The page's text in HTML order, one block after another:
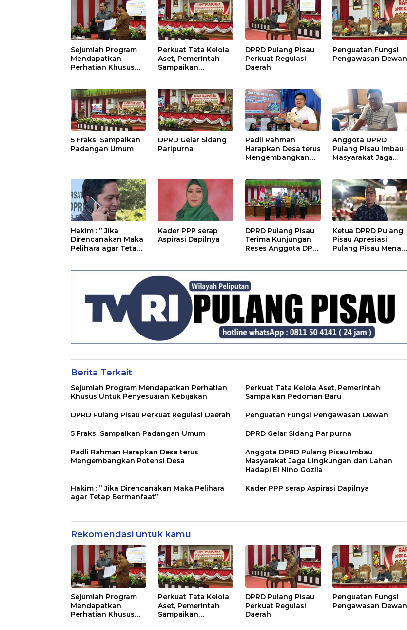
Sejumlah Program
Mendapatkan
Perhatian Khusus
Perkuat Tata Kelola
Aset, Pemerintah
Sampaikan
DPRD Pulang Pisau
Perkuat Regulasi
Daerah
Penguatan Fungsi
Pengawasan Dewan
5 Fraksi Sampaikan
Padangan Umum
DPRD Gelar Sidang
Paripurna
Padli Rahman
Harapkan Desa terus
Mengembangkan
Anggota DPRD
Pulang Pisau Imbau
Masyarakat Jaga
Nino Gozila
Hakim : ” Jika
Direncanakan Maka
Pelihara agar Tetap
Kader PPP serap
Aspirasi Dapilnya
DPRD Pulang Pisau
Terima Kunjungan
Reses Anggota DPD
Ketua DPRD Pulang
Pisau Apresiasi
Pulang Pisau Menari
Berita Terkait
Sejumlah Program Mendapatkan Perhatian
Khusus Untuk Penyesuaian Kebijakan
Perkuat Tata Kelola Aset, Pemerintah
Sampaikan Pedoman Baru
DPRD Pulang Pisau Perkuat Regulasi Daerah Penguatan Fungsi Pengawasan Dewan
5 Fraksi Sampaikan Padangan Umum DPRD Gelar Sidang Paripurna
Padli Rahman Harapkan Desa terus
Mengembangkan Potensi Desa
Anggota DPRD Pulang Pisau Imbau
Masyarakat Jaga Lingkungan dan Lahan
Hadapi El Nino Gozila
Hakim : ” Jika Direncanakan Maka Pelihara
agar Tetap Bermanfaat”
Kader PPP serap Aspirasi Dapilnya
Rekomendasi untuk kamu
Sejumlah Program
Mendapatkan
Perhatian Khusus
Perkuat Tata Kelola
Aset, Pemerintah
Sampaikan
DPRD Pulang Pisau
Perkuat Regulasi
Daerah
Penguatan Fungsi
Pengawasan Dewan